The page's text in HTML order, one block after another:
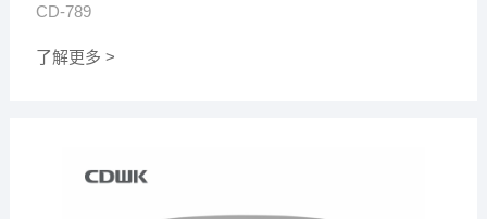
CD-789
了解更多 >